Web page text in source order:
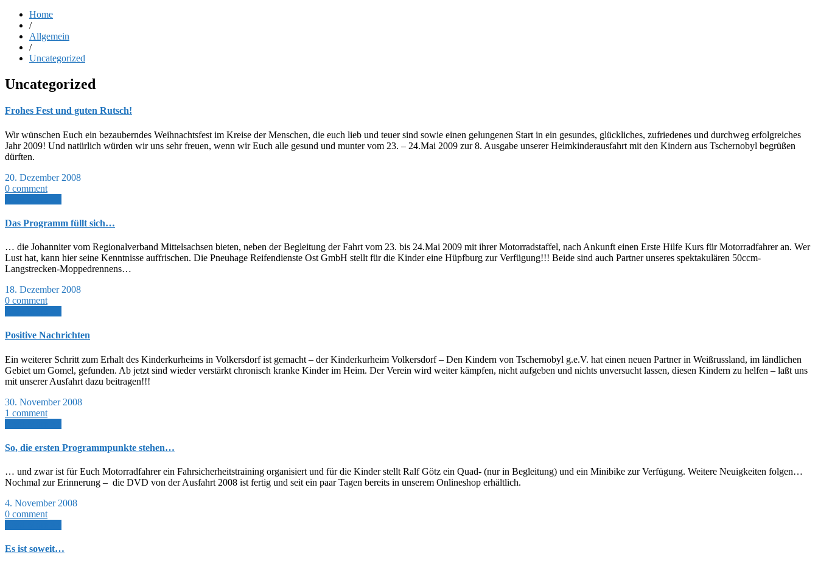
Home
/
Allgemein
/
Uncategorized
Uncategorized
Frohes Fest und guten Rutsch!
Wir wünschen Euch ein bezauberndes Weihnachtsfest im Kreise der Menschen, die euch lieb und teuer sind sowie einen gelungenen Start in ein gesundes, glückliches, zufriedenes und durchweg erfolgreiches
Jahr 2009! Und natürlich würden wir uns sehr freuen, wenn wir Euch alle gesund und munter vom 23. – 24.Mai 2009 zur 8. Ausgabe unserer Heimkinderausfahrt mit den Kindern aus Tschernobyl begrüßen
dürften.
20. Dezember 2008
0 comment
Das Programm füllt sich…
… die Johanniter vom Regionalverband Mittelsachsen bieten, neben der Begleitung der Fahrt vom 23. bis 24.Mai 2009 mit ihrer Motorradstaffel, nach Ankunft einen Erste Hilfe Kurs für Motorradfahrer an. Wer
Lust hat, kann hier seine Kenntnisse auffrischen. Die Pneuhage Reifendienste Ost GmbH stellt für die Kinder eine Hüpfburg zur Verfügung!!! Beide sind auch Partner unseres spektakulären 50ccm-
Langstrecken-Moppedrennens…
18. Dezember 2008
0 comment
Positive Nachrichten
Ein weiterer Schritt zum Erhalt des Kinderkurheims in Volkersdorf ist gemacht – der Kinderkurheim Volkersdorf – Den Kindern von Tschernobyl g.e.V. hat einen neuen Partner in Weißrussland, im ländlichen
Gebiet um Gomel, gefunden. Ab jetzt sind wieder verstärkt chronisch kranke Kinder im Heim. Der Verein wird weiter kämpfen, nicht aufgeben und nichts unversucht lassen, diesen Kindern zu helfen – laßt uns
mit unserer Ausfahrt dazu beitragen!!!
30. November 2008
1 comment
So, die ersten Programmpunkte stehen…
… und zwar ist für Euch Motorradfahrer ein Fahrsicherheitstraining organisiert und für die Kinder stellt Ralf Götz ein Quad- (nur in Begleitung) und ein Minibike zur Verfügung. Weitere Neuigkeiten folgen…
Nochmal zur Erinnerung – die DVD von der Ausfahrt 2008 ist fertig und seit ein paar Tagen bereits in unserem Onlineshop erhältlich.
4. November 2008
0 comment
Es ist soweit…